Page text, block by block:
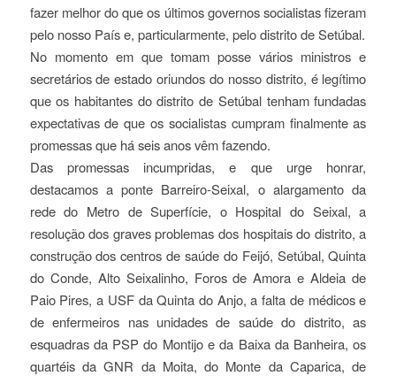
fazer melhor do que os últimos governos socialistas fizeram
pelo nosso País e, particularmente, pelo distrito de Setúbal.
No momento em que tomam posse vários ministros e
secretários de estado oriundos do nosso distrito, é legítimo
que os habitantes do distrito de Setúbal tenham fundadas
expectativas de que os socialistas cumpram finalmente as
promessas que há seis anos vêm fazendo.
Das promessas incumpridas, e que urge honrar,
destacamos a ponte Barreiro-Seixal, o alargamento da
rede do Metro de Superfície, o Hospital do Seixal, a
resolução dos graves problemas dos hospitais do distrito, a
construção dos centros de saúde do Feijó, Setúbal, Quinta
do Conde, Alto Seixalinho, Foros de Amora e Aldeia de
Paio Pires, a USF da Quinta do Anjo, a falta de médicos e
de enfermeiros nas unidades de saúde do distrito, as
esquadras da PSP do Montijo e da Baixa da Banheira, os
quartéis da GNR da Moita, do Monte da Caparica, de